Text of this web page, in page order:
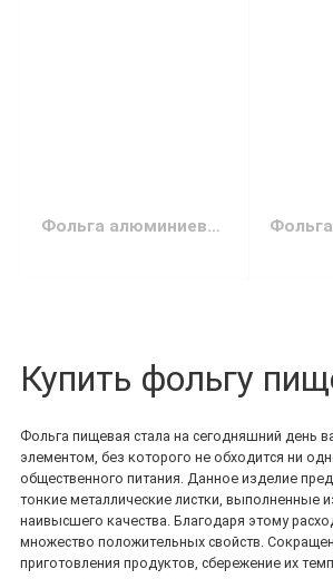
Фольга алюминиевая Чиста перемога 5 м
Купить фольгу
Фольга пищевая стала на сегодняшний день
элементом, без которого не обходится ни
общественного питания. Данное изделие
тонкие металлические листки, выполненные
наивысшего качества. Благодаря этому
множество положительных свойств.
приготовления продуктов, сбережение их